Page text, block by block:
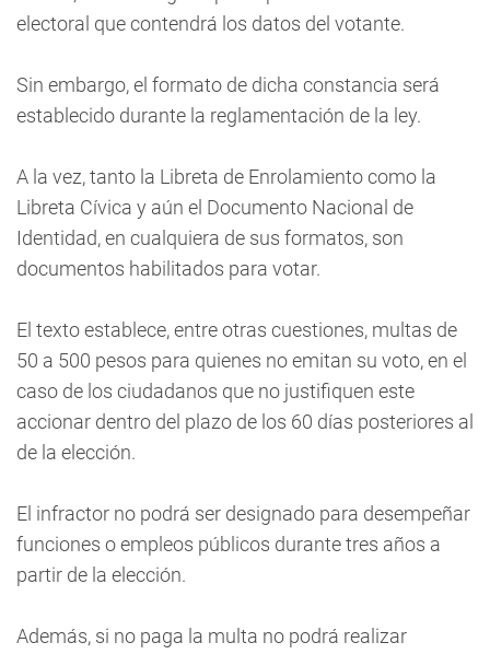
electoral que contendrá los datos del votante.
Sin embargo, el formato de dicha constancia será
establecido durante la reglamentación de la ley.
A la vez, tanto la Libreta de Enrolamiento como la
Libreta Cívica y aún el Documento Nacional de
Identidad, en cualquiera de sus formatos, son
documentos habilitados para votar.
El texto establece, entre otras cuestiones, multas de
50 a 500 pesos para quienes no emitan su voto, en el
caso de los ciudadanos que no justifiquen este
accionar dentro del plazo de los 60 días posteriores al
de la elección.
El infractor no podrá ser designado para desempeñar
funciones o empleos públicos durante tres años a
partir de la elección.
Además, si no paga la multa no podrá realizar